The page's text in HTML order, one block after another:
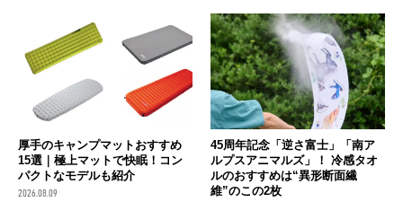
厚手のキャンプマットおすすめ
15選｜極上マットで快眠！コン
パクトなモデルも紹介
2026.08.09
45周年記念「逆さ富士」「南ア
ルプスアニマルズ」！ 冷感タオ
ルのおすすめは“異形断面繊
維”のこの2枚